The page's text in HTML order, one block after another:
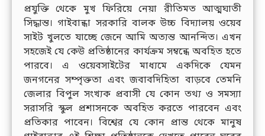
প্রযুক্তি থেকে মুখ ফিরিয়ে নেয়া রীতিমত আত্মঘাতী
সিদ্ধান্ত। গাইবান্ধা সরকারি বালক উচ্চ বিদ্যালয় ওয়েব
সাইট খুলতে যাচ্ছে জেনে আমি অত্যন্ত আনন্দিত। এখন
সহজেই যে কেউ প্রতিষ্ঠানের কার্যক্রম সম্বন্ধে অবহিত হতে
পারবে। এ ওয়েবসাইটের মাধ্যমে একদিকে যেমন
জনগনের সম্পৃক্ততা এবং জবাবদিহিতা বাড়বে তেমনি
জেলার বিপুল সংখ্যক প্রবাসী যে কোন তথ্য ও সমস্যা
সরাসরি স্কুল প্রশাসনকে অবহিত করতে পারবেন এবং
প্রতিকার পাবেন। বিশ্বের যে কোন প্রান্ত থেকে মানুষ